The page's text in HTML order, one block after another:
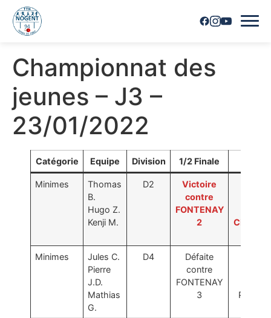
Accueil
Horaires
Inscriptions
Nous contacter
Les joueurs
Les équipes
Vie du club
Championnat des
jeunes – J3 –
23/01/2022
Catégorie Equipe Division 1/2 Finale
Minimes
Thomas
B.
Hugo Z.
Kenji M.
D2
Victoire
contre
FONTENAY
2
Minimes
Jules C.
Pierre
J.D.
Mathias
G.
D4
Défaite
contre
FONTENAY
3